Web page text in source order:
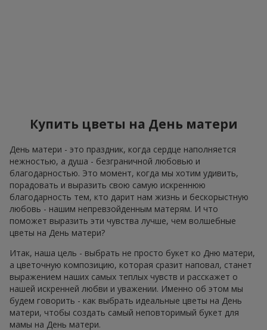
Купить цветы на День матери
День матери - это праздник, когда сердце наполняется
нежностью, а душа - безграничной любовью и
благодарностью. Это момент, когда мы хотим удивить,
порадовать и выразить свою самую искреннюю
благодарность тем, кто дарит нам жизнь и бескорыстную
любовь - нашим непревзойденным матерям. И что
поможет выразить эти чувства лучше, чем волшебные
цветы на День матери?
Итак, наша цель - выбрать не просто букет ко Дню матери,
а цветочную композицию, которая сразит наповал, станет
выражением наших самых теплых чувств и расскажет о
нашей искренней любви и уважении. Именно об этом мы
будем говорить - как выбрать идеальные цветы на День
матери, чтобы создать самый неповторимый букет для
мамы на День матери.